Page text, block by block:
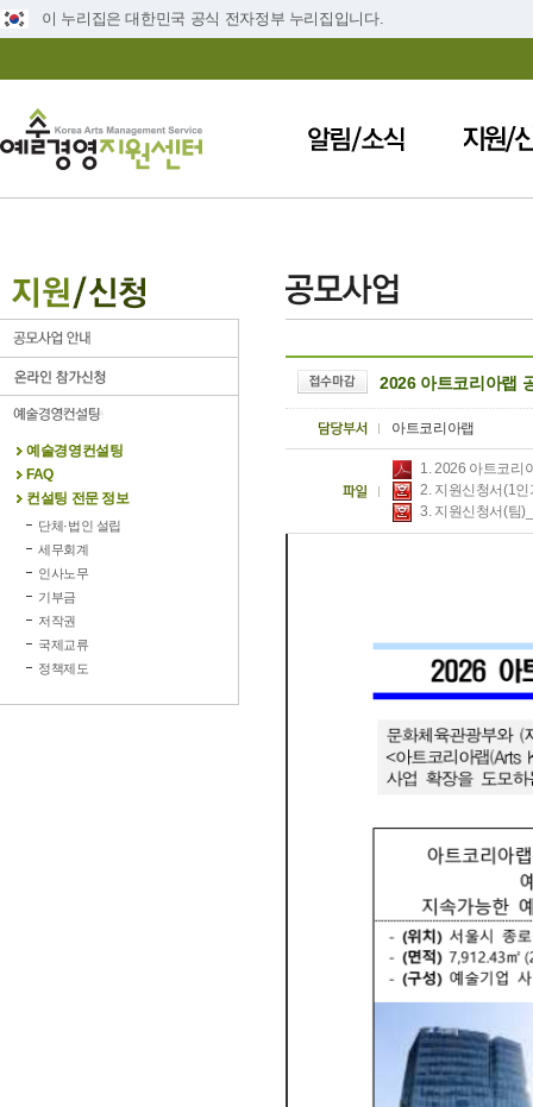
이 누리집은 대한민국 공식 전자정부 누리집입니다.
예술경영컨설팅
FAQ
컨설팅 전문 정보
단체·법인 설립
세무회계
인사노무
기부금
저작권
국제교류
정책제도
2026 아트코리아랩
아트코리아랩
1. 2026 아트코리
2. 지원신청서(1
3. 지원신청서(팀